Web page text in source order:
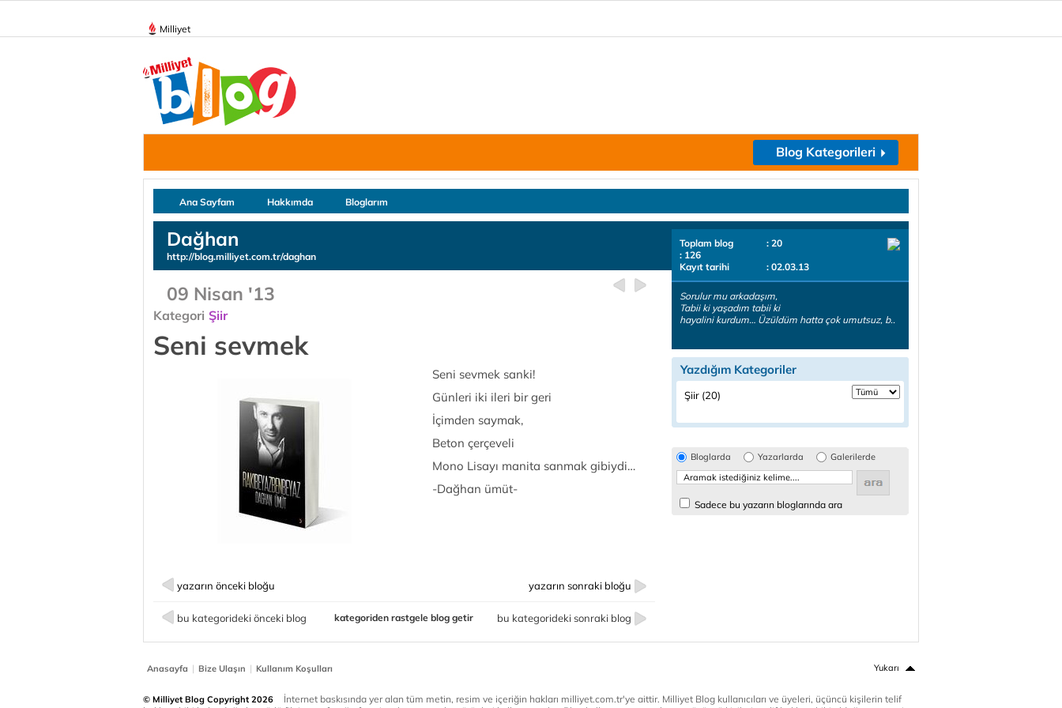
Milliyet
Blog Kategorileri
Ana Sayfam Hakkımda Bloglarım
Dağhan
http://blog.milliyet.com.tr/daghan
09 Nisan '13
Kategori Şiir
Seni sevmek
Seni sevmek sanki!
Günleri iki ileri bir geri
İçimden saymak,
Beton çerçeveli
Mono Lisayı manita sanmak gibiydi…
-Dağhan ümüt-
yazarın önceki bloğu yazarın sonraki bloğu
bu kategorideki önceki blog bu kategorideki sonraki blog
kategoriden rastgele blog getir
Toplam blog
: 20
: 126
Kayıt tarihi
: 02.03.13
Sorulur mu arkadaşım,
Tabii ki yaşadım tabii ki
hayalini kurdum… Üzüldüm hatta çok umutsuz, b..
Yazdığım Kategoriler
Şiir (20)
Bloglarda Yazarlarda Galerilerde
Sadece bu yazarın bloglarında ara
Anasayfa | Bize Ulaşın | Kullanım Koşulları Yukarı
© Milliyet Blog Copyright 2026
İnternet baskısında yer alan tüm metin, resim ve içeriğin hakları milliyet.com.tr'ye aittir. Milliyet Blog kullanıcıları ve üyeleri, üçüncü kişilerin telif